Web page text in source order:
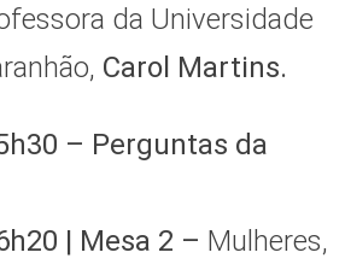
da Universidade
Carol Martins.
– Perguntas da
| Mesa 2 – Mulheres,